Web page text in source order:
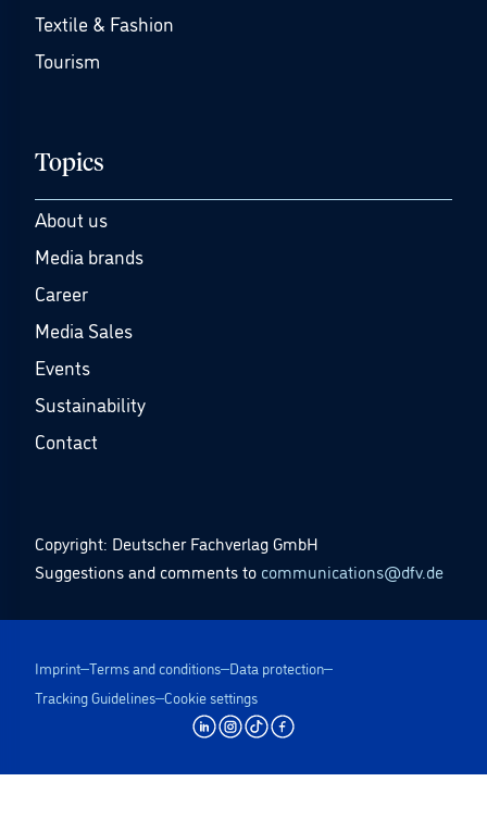
Textile & Fashion
Tourism
Topics
About us
Media brands
Career
Media Sales
Events
Sustainability
Contact
Copyright: Deutscher Fachverlag GmbH
Suggestions and comments to communications@dfv.de
Imprint Terms and conditions Data protection
Tracking Guidelines Cookie settings